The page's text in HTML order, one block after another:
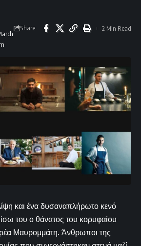
Share 2 Min Read
και ένα δυσαναπλήρωτο κενό
του ο θάνατος του κορυφαίου
Μαυρομμάτη. Άνθρωποι της